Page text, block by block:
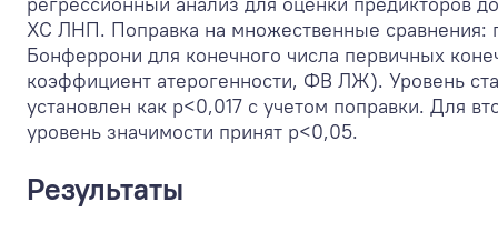
ХС ЛНП. Поправка на множественные сравнения:
Бонферрони для конечного числа первичных
коэффициент атерогенности, ФВ ЛЖ). Уровень
установлен как p<0,017 с учетом поправки. Для
уровень значимости принят p<0,05.
Результаты